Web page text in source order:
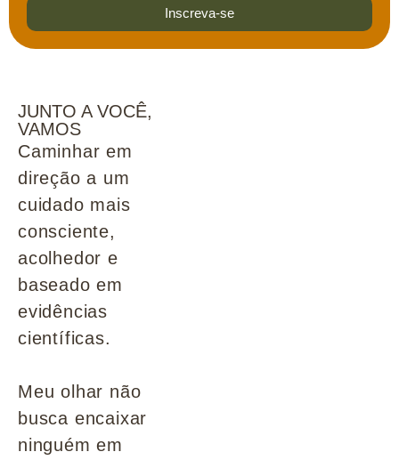
Inscreva-se
JUNTO A VOCÊ,
VAMOS
Caminhar em
direção a um
cuidado mais
consciente,
acolhedor e
baseado em
evidências
científicas.
Meu olhar não
busca encaixar
ninguém em